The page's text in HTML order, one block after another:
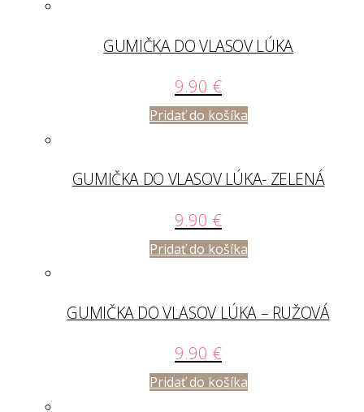
GUMIČKA DO VLASOV LÚKA
9.90 €
Pridať do košíka
GUMIČKA DO VLASOV LÚKA- ZELENÁ
9.90 €
Pridať do košíka
GUMIČKA DO VLASOV LÚKA – RUŽOVÁ
9.90 €
Pridať do košíka